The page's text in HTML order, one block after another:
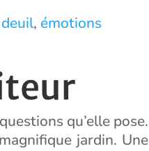
deuil, émotions
qu’elle pose.
jardin. Une